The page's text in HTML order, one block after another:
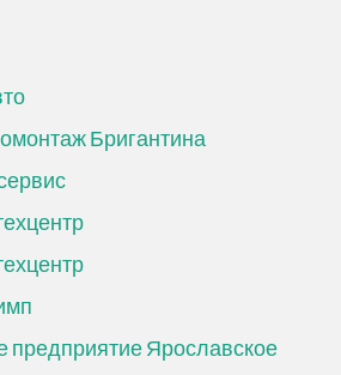
Бригантина
предприятие Ярославское